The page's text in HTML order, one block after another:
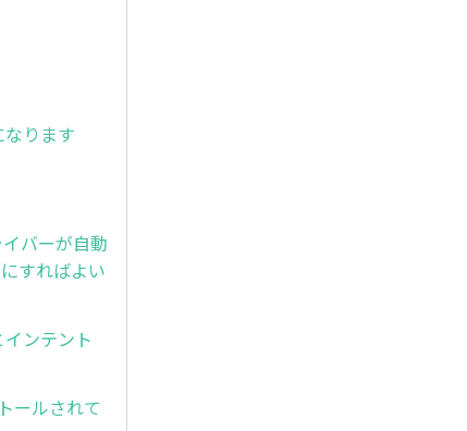
ります
バーが自動
すればよい
ンテント
ールされて